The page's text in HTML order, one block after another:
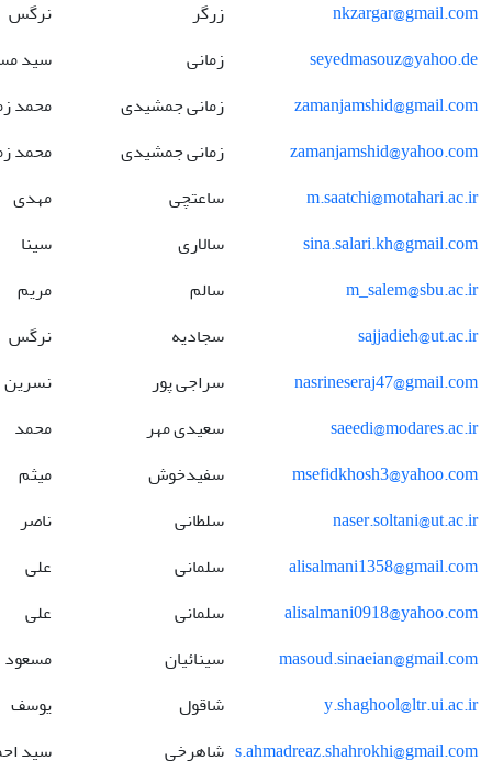
nkzargar@gmail.com
زرگر
نرگس
seyedmasouz@yahoo.de
زمانی
سید
zamanjamshid@gmail.com
زمانی جمشیدی
محمد
zamanjamshid@yahoo.com
زمانی جمشیدی
محمد
m.saatchi@motahari.ac.ir
ساعتچی
مهدی
sina.salari.kh@gmail.com
سالاری
سینا
m_salem@sbu.ac.ir
سالم
مریم
sajjadieh@ut.ac.ir
سجادیه
نرگس
nasrineseraj47@gmail.com
سراجی پور
نسرین
saeedi@modares.ac.ir
سعیدی مهر
محمد
msefidkhosh3@yahoo.com
سفیدخوش
میثم
naser.soltani@ut.ac.ir
سلطانی
ناصر
alisalmani1358@gmail.com
سلمانی
علی
alisalmani0918@yahoo.com
سلمانی
علی
masoud.sinaeian@gmail.com
سینائیان
مسعود
y.shaghool@ltr.ui.ac.ir
شاقول
یوسف
s.ahmadreaz.shahrokhi@gmail.com شاهرخی سید